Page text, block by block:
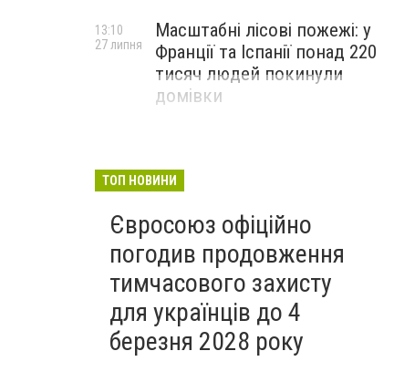
Масштабні лісові пожежі: у
Франції та Іспанії понад 220
тисяч людей покинули
домівки
13:10
27 липня
ТОП НОВИНИ
Євросоюз офіційно
погодив продовження
тимчасового захисту
для українців до 4
березня 2028 року